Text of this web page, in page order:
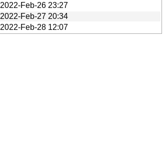
2022-Feb-26 23:27
2022-Feb-27 20:34
2022-Feb-28 12:07